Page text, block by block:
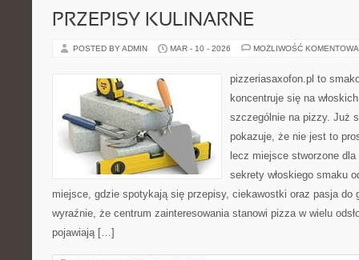
PRZEPISY KULINARNE
POSTED BY ADMIN MAR - 10 - 2026 MOŻLIWOŚĆ
pizzeriasaxofon.pl to
koncentruje się na
szczególnie na pizzy. Już
pokazuje, że nie jest to
lecz miejsce stworzone
sekrety włoskiego smaku
miejsce, gdzie spotykają się przepisy, ciekawostki oraz pasja do
wyraźnie, że centrum zainteresowania stanowi pizza w wielu
pojawiają […]